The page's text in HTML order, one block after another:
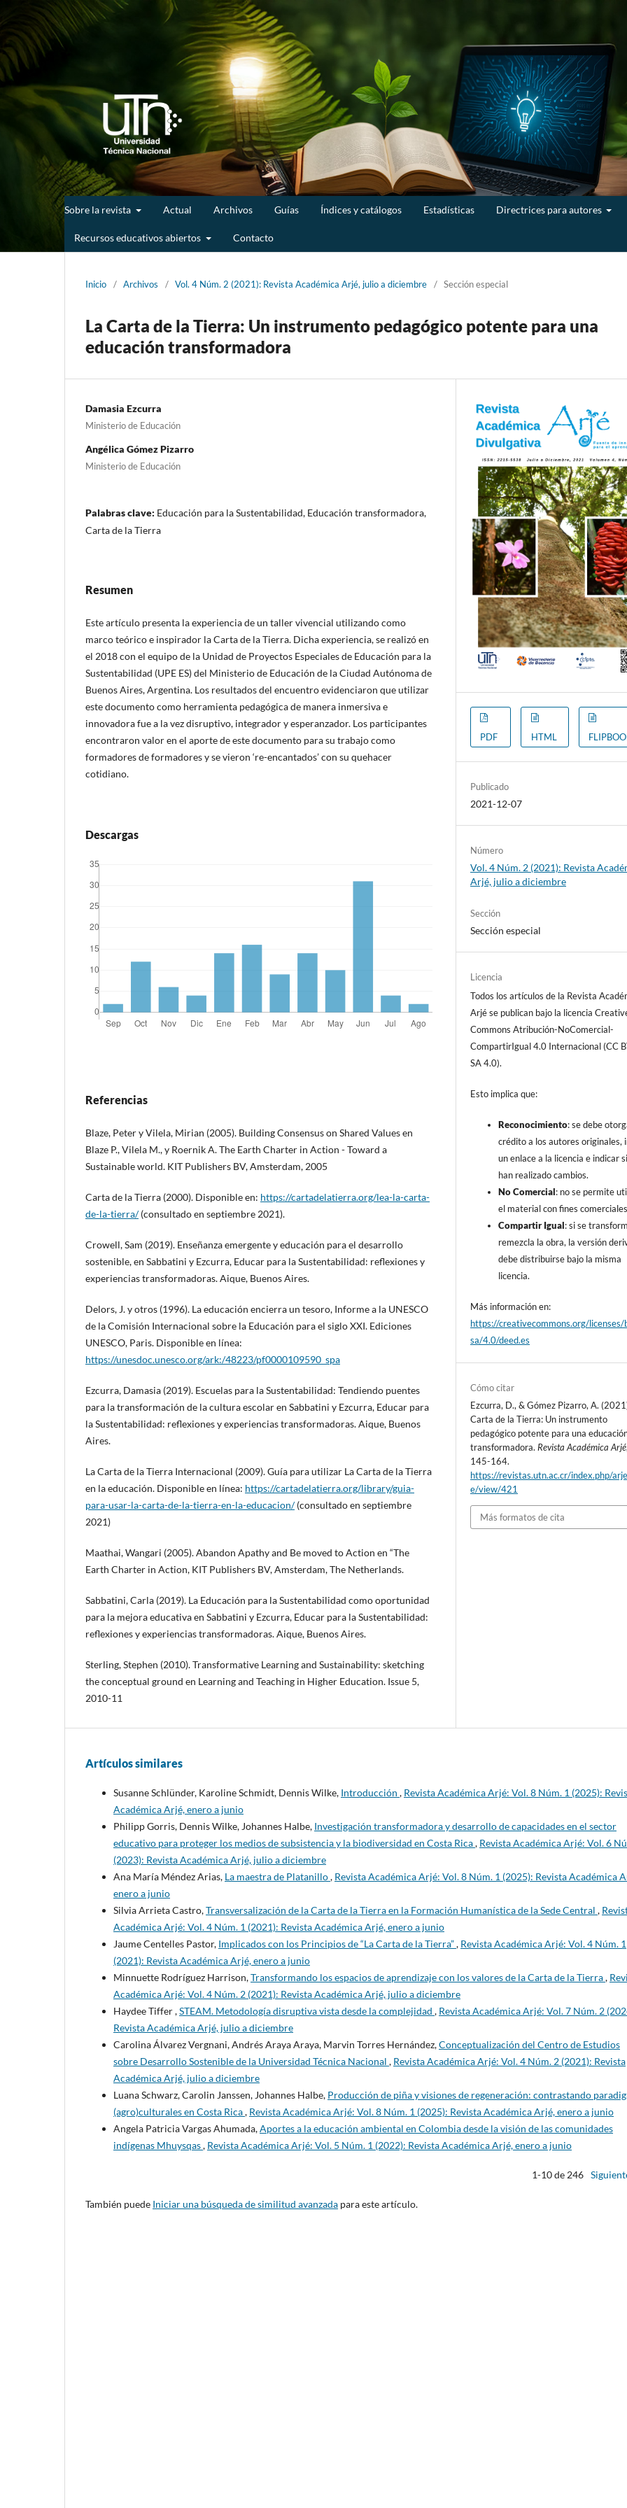
Sobre la revista Actual Archivos Guías Índices y catálogos Estadísticas Directrices para autores
Recursos educativos abiertos Contacto
Inicio / Archivos / Vol. 4 Núm. 2 (2021): Revista Académica Arjé, julio a diciembre / Sección especial
La Carta de la Tierra: Un instrumento pedagógico potente para una
educación transformadora
Damasia Ezcurra
Ministerio de Educación
Angélica Gómez Pizarro
Ministerio de Educación
Palabras clave: Educación para la Sustentabilidad, Educación transformadora,
Carta de la Tierra
Resumen
Este artículo presenta la experiencia de un taller vivencial utilizando como
marco teórico e inspirador la Carta de la Tierra. Dicha experiencia, se realizó en
el 2018 con el equipo de la Unidad de Proyectos Especiales de Educación para la
Sustentabilidad (UPE ES) del Ministerio de Educación de la Ciudad Autónoma de
Buenos Aires, Argentina. Los resultados del encuentro evidenciaron que utilizar
este documento como herramienta pedagógica de manera inmersiva e
innovadora fue a la vez disruptivo, integrador y esperanzador. Los participantes
encontraron valor en el aporte de este documento para su trabajo como
formadores de formadores y se vieron ‘re-encantados’ con su quehacer
cotidiano.
Descargas
Referencias
Blaze, Peter y Vilela, Mirian (2005). Building Consensus on Shared Values en
Blaze P., Vilela M., y Roernik A. The Earth Charter in Action - Toward a
Sustainable world. KIT Publishers BV, Amsterdam, 2005
Carta de la Tierra (2000). Disponible en: https://cartadelatierra.org/lea-la-carta-
de-la-tierra/(consultado en septiembre 2021).
Crowell, Sam (2019). Enseñanza emergente y educación para el desarrollo
sostenible, en Sabbatini y Ezcurra, Educar para la Sustentabilidad: reflexiones y
experiencias transformadoras. Aique, Buenos Aires.
Delors, J. y otros (1996). La educación encierra un tesoro, Informe a la UNESCO
de la Comisión Internacional sobre la Educación para el siglo XXI. Ediciones
UNESCO, Paris. Disponible en línea:
https://unesdoc.unesco.org/ark:/48223/pf0000109590_spa
Ezcurra, Damasia (2019). Escuelas para la Sustentabilidad: Tendiendo puentes
para la transformación de la cultura escolar en Sabbatini y Ezcurra, Educar para
la Sustentabilidad: reflexiones y experiencias transformadoras. Aique, Buenos
Aires.
La Carta de la Tierra Internacional (2009). Guía para utilizar La Carta de la Tierra
en la educación. Disponible en línea: https://cartadelatierra.org/library/guia-
para-usar-la-carta-de-la-tierra-en-la-educacion/(consultado en septiembre
2021)
Maathai, Wangari (2005). Abandon Apathy and Be moved to Action en “The
Earth Charter in Action, KIT Publishers BV, Amsterdam, The Netherlands.
Sabbatini, Carla (2019). La Educación para la Sustentabilidad como oportunidad
para la mejora educativa en Sabbatini y Ezcurra, Educar para la Sustentabilidad:
reflexiones y experiencias transformadoras. Aique, Buenos Aires.
Sterling, Stephen (2010). Transformative Learning and Sustainability: sketching
the conceptual ground en Learning and Teaching in Higher Education. Issue 5,
2010-11
PDF HTML
Publicado
2021-12-07
Número
Vol. 4 Núm. 2 (2021): Revista
Arjé, julio a diciembre
Sección
Sección especial
Licencia
Todos los artículos de la Revista
Arjé se publican bajo la licencia
Commons Atribución-NoComercial-
CompartirIgual 4.0 Internacional (CC
SA 4.0).
Esto implica que:
Reconocimiento: se debe
crédito a los autores originales,
un enlace a la licencia e indicar
han realizado cambios.
No Comercial: no se permite
el material con fines
Compartir Igual: si se
remezcla la obra, la versión
debe distribuirse bajo la misma
licencia.
Más información en:
https://creativecommons.org/licenses/
sa/4.0/deed.es
Cómo citar
Ezcurra, D., & Gómez Pizarro, A.
Carta de la Tierra: Un instrumento
pedagógico potente para una
transformadora. Revista Académica Arjé
145-164.
https://revistas.utn.ac.cr/index.php/
e/view/421
Más formatos de cita
Artículos similares
Susanne Schlünder, Karoline Schmidt, Dennis Wilke, Introducción , Revista Académica Arjé: Vol. 8 Núm. 1 (2025):
Académica Arjé, enero a junio
Philipp Gorris, Dennis Wilke, Johannes Halbe, Investigación transformadora y desarrollo de capacidades en el sector
educativo para proteger los medios de subsistencia y la biodiversidad en Costa Rica, Revista Académica Arjé: Vol. 6
(2023): Revista Académica Arjé, julio a diciembre
Ana María Méndez Arias, La maestra de Platanillo, Revista Académica Arjé: Vol. 8 Núm. 1 (2025): Revista Académica
enero a junio
Silvia Arrieta Castro,Transversalización de la Carta de la Tierra en la Formación Humanística de la Sede Central ,
Académica Arjé: Vol. 4 Núm. 1 (2021): Revista Académica Arjé, enero a junio
Jaume Centelles Pastor, Implicados con los Principios de “La Carta de la Tierra”, Revista Académica Arjé: Vol. 4 Núm. 1
(2021): Revista Académica Arjé, enero a junio
Minnuette Rodríguez Harrison,Transformando los espacios de aprendizaje con los valores de la Carta de la Tierra,
Académica Arjé: Vol. 4 Núm. 2 (2021): Revista Académica Arjé, julio a diciembre
Haydee Tiffer ,STEAM. Metodología disruptiva vista desde la complejidad , Revista Académica Arjé: Vol. 7 Núm. 2
Revista Académica Arjé, julio a diciembre
Carolina Álvarez Vergnani, Andrés Araya Araya, Marvin Torres Hernández,Conceptualización del Centro de Estudios
sobre Desarrollo Sostenible de la Universidad Técnica Nacional , Revista Académica Arjé: Vol. 4 Núm. 2 (2021): Revista
Académica Arjé, julio a diciembre
Luana Schwarz, Carolin Janssen, Johannes Halbe, Producción de piña y visiones de regeneración: contrastando
(agro)culturales en Costa Rica, Revista Académica Arjé: Vol. 8 Núm. 1 (2025): Revista Académica Arjé, enero a junio
Angela Patricia Vargas Ahumada,Aportes a la educación ambiental en Colombia desde la visión de las comunidades
indígenas Mhuysqas, Revista Académica Arjé: Vol. 5 Núm. 1 (2022): Revista Académica Arjé, enero a junio
1-10 de 246
También puede Iniciar una búsqueda de similitud avanzada para este artículo.